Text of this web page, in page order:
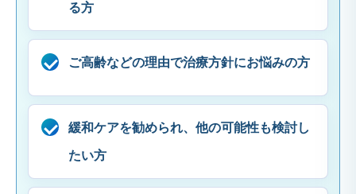
る方
ご高齢などの理由で治療方針にお悩みの方
緩和ケアを勧められ、他の可能性も検討し
たい方